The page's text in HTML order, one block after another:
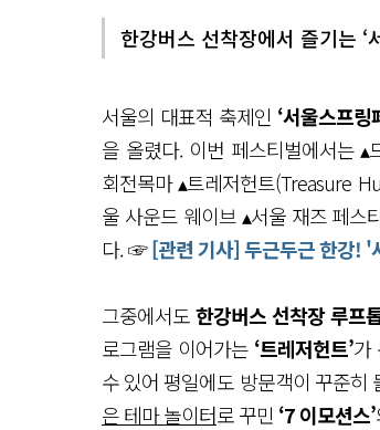
한강버스 선착장에서 즐기는
서울의 대표적 축제인 ‘서울스프링
을 올렸다. 이번 페스티벌에서는
회전목마 ▴트레저헌트(Treasure
울 사운드 웨이브 ▴서울 재즈 페스
다. ☞[관련 기사] 두근두근 한강! '
그중에서도한강버스 선착장 루프
로그램을 이어가는 ‘트레저헌트’가
수 있어 평일에도 방문객이 꾸준히
은 테마 놀이터로 꾸민 ‘7 이모션스’